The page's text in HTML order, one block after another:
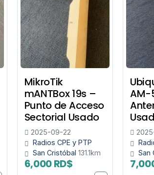
MikroTik
mANTBox 19s –
Punto de Acceso
Sectorial Usado
2025-09-22
Radios CPE y PTP
San Cristóbal 131.1km
6,000 RD$
AM-
San